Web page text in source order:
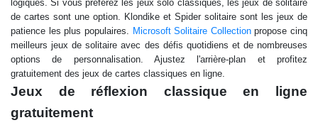
logiques. Si vous préférez les jeux solo classiques, les jeux de solitaire
de cartes sont une option. Klondike et Spider solitaire sont les jeux de
patience les plus populaires. Microsoft Solitaire Collectionpropose cinq
meilleurs jeux de solitaire avec des défis quotidiens et de nombreuses
options de personnalisation. Ajustez l'arrière-plan et profitez
gratuitement des jeux de cartes classiques en ligne.
Jeux de réflexion classique en ligne
gratuitement